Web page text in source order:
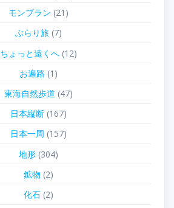
モンブラン (21)
ぶらり旅(7)
ちょっと遠くへ(12)
お遍路 (1)
東海自然歩道 (47)
日本縦断(167)
日本一周 (157)
地形(304)
鉱物 (2)
化石(2)